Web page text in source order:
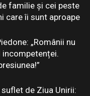
familie și cei peste
care îi sunt aproape
„Românii nu
de Ziua Unirii: